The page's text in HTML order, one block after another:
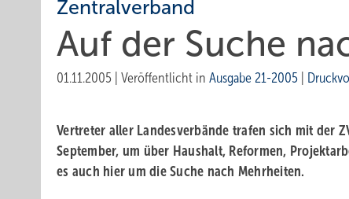
Zentralverband
Auf der Suche
01.11.2005 Veröffentlicht in Ausgabe 21-2005
Vertreter aller Landesverbände trafen sich mit der
September, um über Haushalt, Reformen,
es auch hier um die Suche nach Mehrheiten.